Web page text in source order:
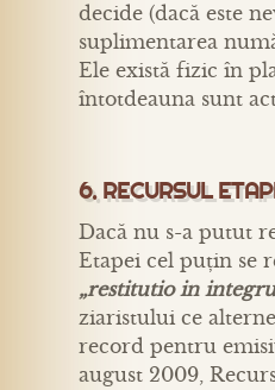
decide (dacă este
suplimentarea
Ele există fizic în
întotdeauna sunt
6. RECURSUL
Dacă nu s-a putut
Etapei cel puțin se
„restitutio in
ziaristului ce
record pentru
august 2009,